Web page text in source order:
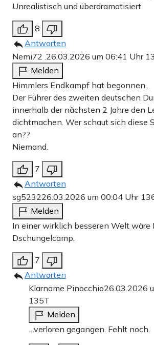
Unrealistisch und überdramatisiert.
8
Antworten
Nemi72 . 26.03.2026 um 06:41 Uhr
Melden
Himmlers Endkampf hat begonnen..
Der Führer des zweiten deutschen
innerhalb der nächsten 2 Jahre den
dichtmachen. Wer schaut sich diese
an??
Niemand.
7
Antworten
sg523226.03.2026 um 00:04 Uhr
Melden
In einer wirklich besseren Welt wäre
Dschungelcamp.
7
Antworten
Klarname Pinocchio26.03.2026
135T
Melden
…verloren gegangen. Fehlt noch.